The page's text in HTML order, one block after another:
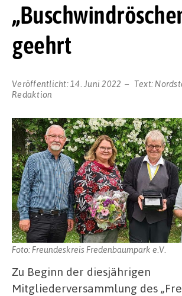
geehrt
Veröffentlicht: 14. Juni 2022 Text:
Redaktion
Foto: Freundeskreis Fredenbaumpark e.V.
Zu Beginn der diesjährigen
Mitgliederversammlung des